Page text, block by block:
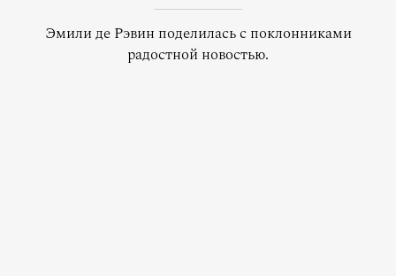
Эмили де Рэвин поделилась с поклонниками
радостной новостью.